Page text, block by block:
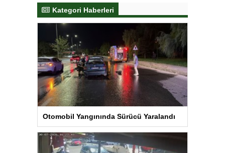
Kategori Haberleri
Otomobil Yangınında Sürücü Yaralandı